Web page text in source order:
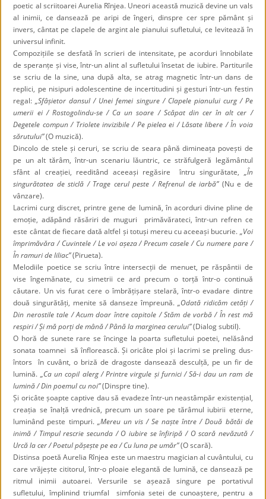
poetic al scriitoarei Aurelia Rînjea. Uneori această muzică devine un vals
al inimii, ce dansează pe aripi de îngeri, dinspre cer spre pământ și
invers, cântat pe clapele de argint ale pianului sufletului, ce levitează în
universul infinit.
Compozițiile se desfată în scrieri de intensitate, pe acorduri înnobilate
de speranțe și vise, într-un alint al sufletului însetat de iubire. Partiturile
se scriu de la sine, una după alta, se atrag magnetic într-un dans de
replici, pe nisipuri adolescentine de incertitudini și gesturi într-un festin
regal:„Sfâșietor dansul / Unei femei singure / Clapele pianului curg / Pe
umerii ei / Rostogolindu-se / Ca un soare / Scăpat din cer în alt cer /
Degetele compun / Triolete invizibile / Pe pielea ei / Lăsate libere / În voia
sărutului”(O muzică).
Dincolo de stele și ceruri, se scriu de seara până dimineața povești de
pe un alt tărâm, într-un scenariu lăuntric, ce străfulgeră legământul
sfânt al creației, reeditând aceeași regăsire întru singurătate, „În
singurătatea de sticlă / Trage cerul peste / Refrenul de iarbă” (Nu e de
vânzare).
Lacrimi curg discret, printre gene de lumină, în acorduri divine pline de
emoție, adăpând răsăriri de muguri primăvărateci, într-un refren ce
este cântat de fiecare dată altfel și totuși mereu cu aceeași bucurie. „Voi
împrimăvăra / Cuvintele / Le voi așeza / Precum casele / Cu numere pare /
În ramuri de liliac”(Pirueta).
Melodiile poetice se scriu între intersecții de menuet, pe răspântii de
vise îngemănate, cu simetrii ce ard precum o torță într-o continuă
căutare. Un vis furat cere o îmbrățișare stelară, într-o evadare dintre
două singurătăți, menite să danseze împreună. „Odată ridicăm cetăți /
Din nerostile tale / Acum doar între capitole / Stăm de vorbă / În rest mă
respiri / Și mă porți de mână / Până la marginea cerului”(Dialog subtil).
O horă de sunete rare se încinge la poarta sufletului poetei, nelăsând
sonata toamnei să înflorească. Și oricâte ploi și lacrimi se preling dus-
întors în cuvânt, o briză de dragoste dansează desculță, pe un fir de
lumină. „Ca un copil alerg / Printre virgule și furnici / Să-i dau un ram de
lumină / Din poemul cu noi”(Dinspre tine).
Și oricâte șoapte captive dau să evadeze într-un neastâmpăr existențial,
creația se înalță vrednică, precum un soare pe tărâmul iubirii eterne,
luminând peste timpuri.„Mereu un vis / Se naște între / Două bătăi de
inimă / Timpul rescrie secunda / O iubire se înfiripă / O scară nevăzută /
Urcă la cer / Poetul pășește pe ea / Cu luna pe umăr”(O scară).
Distinsa poetă Aurelia Rînjea este un maestru magician al cuvântului, cu
care vrăjește cititorul, într-o ploaie elegantă de lumină, ce dansează pe
ritmul inimii autoarei. Versurile se așează singure pe portativul
sufletului, împlinind triumfal simfonia setei de cunoaștere, pentru a